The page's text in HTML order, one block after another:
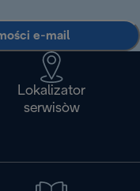
e-mail
Lokalizator
serwisòw